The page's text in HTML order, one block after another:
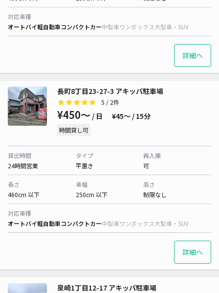
対応車種
オートバイ軽自動車コンパクトカー中型車ワンボックス大型車・SUV
詳細へ
長町8丁目23-27-3 アキッパ駐車場
5 / 2件
¥450〜 / 日 ¥45〜 / 15分
時間貸し可
貸出時間
24時間営業
タイプ
平置き
再入庫
可
長さ
460cm 以下
車幅
250cm 以下
高さ
制限なし
対応車種
オートバイ軽自動車コンパクトカー中型車ワンボックス大型車・SUV
詳細へ
泉崎1丁目12-17 アキッパ駐車場